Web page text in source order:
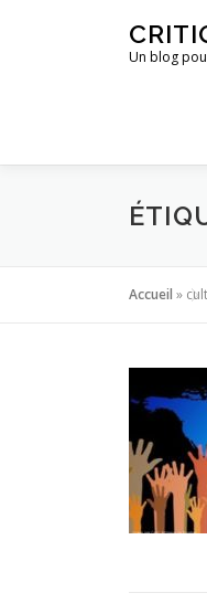
Un blog
Accueil »